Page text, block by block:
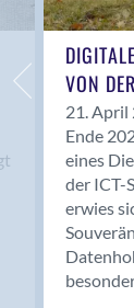
Balzers
Basel
Bassersdorf
Belp
Bendern
Benken (SG)
Bergdietikon
Berlin
Bern
Bern -
VON
21. April
Ende
eines
der ICT-
erwies